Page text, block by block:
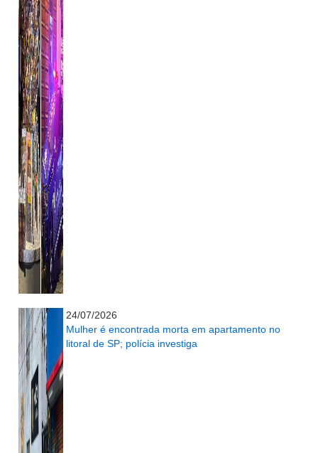
24/07/2026
Mulher é encontrada morta em apartamento no
litoral de SP; polícia investiga